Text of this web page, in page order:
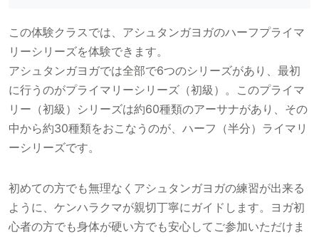
この体験クラスでは、アシュタンガヨガのハーフプライマ
リーシリーズを体験できます。
アシュタンガヨガでは全部で6つのシリーズがあり、最初
に行うのがプライマリーシリーズ（初級）。このプライマ
リー（初級）シリーズは約60種類のアーサナがあり、その
中から約30種類をおこなうのが、ハーフ（半分）ライマリ
ーシリーズです。
初めての方でも無理なくアシュタンガヨガの練習が出来る
ように、ケンハラクマが親切丁寧にガイドします。ヨガ初
心者の方でも身体が硬い方でも安心してご参加いただけま